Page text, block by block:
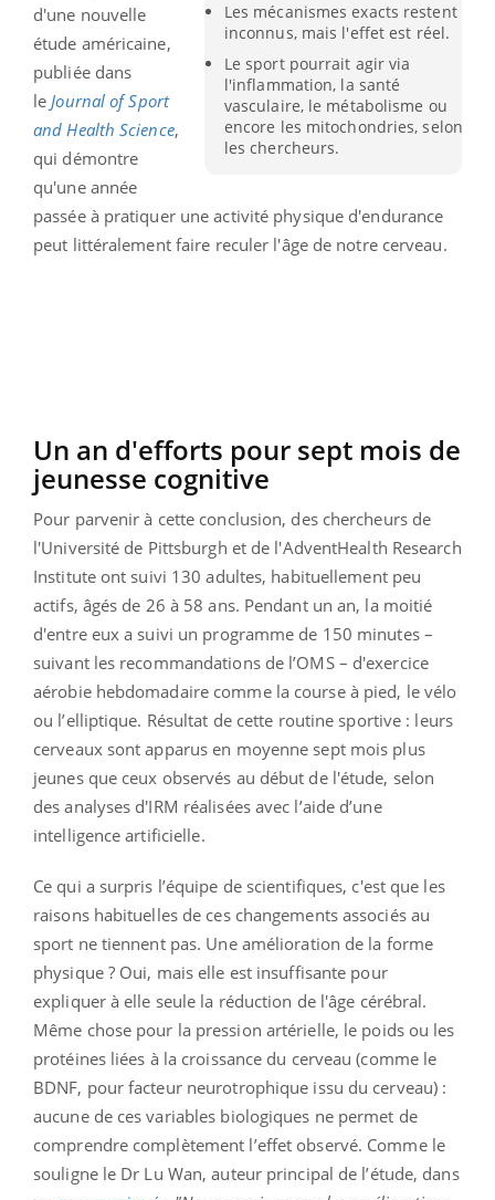
Les mécanismes exacts restent
inconnus, mais l'effet est réel.
Le sport pourrait agir via
l'inflammation, la santé
vasculaire, le métabolisme ou
encore les mitochondries, selon
les chercheurs.
d'une nouvelle
étude américaine,
publiée dans
le Journal of Sport
and Health Science,
qui démontre
qu'une année
passée à pratiquer une activité physique d'endurance
peut littéralement faire reculer l'âge de notre cerveau.
Un an d'efforts pour sept mois de
jeunesse cognitive
Pour parvenir à cette conclusion, des chercheurs de
l'Université de Pittsburgh et de l'AdventHealth Research
Institute ont suivi 130 adultes, habituellement peu
actifs, âgés de 26 à 58 ans. Pendant un an, la moitié
d'entre eux a suivi un programme de 150 minutes –
suivant les recommandations de l’OMS – d'exercice
aérobie hebdomadaire comme la course à pied, le vélo
ou l’elliptique. Résultat de cette routine sportive : leurs
cerveaux sont apparus en moyenne sept mois plus
jeunes que ceux observés au début de l'étude, selon
des analyses d'IRM réalisées avec l’aide d’une
intelligence artificielle.
Ce qui a surpris l’équipe de scientifiques, c'est que les
raisons habituelles de ces changements associés au
sport ne tiennent pas. Une amélioration de la forme
physique ? Oui, mais elle est insuffisante pour
expliquer à elle seule la réduction de l'âge cérébral.
Même chose pour la pression artérielle, le poids ou les
protéines liées à la croissance du cerveau (comme le
BDNF, pour facteur neurotrophique issu du cerveau) :
aucune de ces variables biologiques ne permet de
comprendre complètement l’effet observé. Comme le
souligne le Dr Lu Wan, auteur principal de l’étude, dans